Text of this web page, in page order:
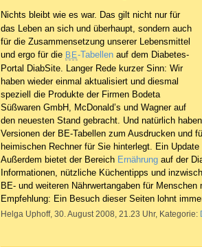
Nichts bleibt wie es war. Das gilt nicht nur für
das Leben an sich und überhaupt, sondern auch
für die Zusammensetzung unserer Lebensmittel
und ergo für die BE-Tabellenauf dem Diabetes-
Portal DiabSite. Langer Rede kurzer Sinn: Wir
haben wieder einmal aktualisiert und diesmal
speziell die Produkte der Firmen Bodeta
Süßwaren GmbH, McDonald’s und Wagner auf
den neuesten Stand gebracht. Und natürlich
Versionen der BE-Tabellen zum Ausdrucken und
heimischen Rechner für Sie hinterlegt. Ein
Außerdem bietet der Bereich Ernährung auf der
Informationen, nützliche Küchentipps und
BE- und weiteren Nährwertangaben für
Empfehlung: Ein Besuch dieser Seiten lohnt
Helga Uphoff, 30. August 2008, 21.23 Uhr, Kategorie: